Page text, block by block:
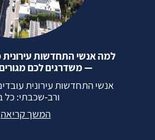
למה אנשי התחדשות עירונית
— משדרגים לכם מגורים
אנשי התחדשות עירונית
ורב‑שכבתי: כל
המשך קריאה